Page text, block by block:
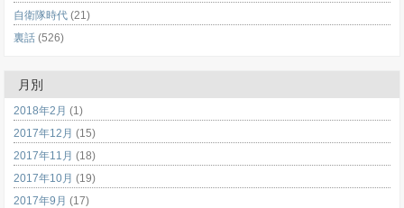
自衛隊時代 (21)
裏話 (526)
月別
2018年2月 (1)
2017年12月 (15)
2017年11月 (18)
2017年10月 (19)
2017年9月 (17)